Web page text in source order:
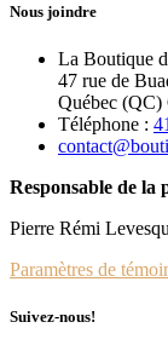
Nous joindre
La Boutique
47 rue de
Québec
Téléphone :
Responsable de la
Pierre Rémi
Paramètres de
Suivez-nous!